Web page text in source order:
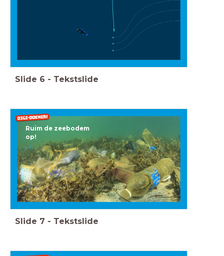
Slide 6 - Tekstslide
Ruim de zeebodem
op!
Slide 7 - Tekstslide